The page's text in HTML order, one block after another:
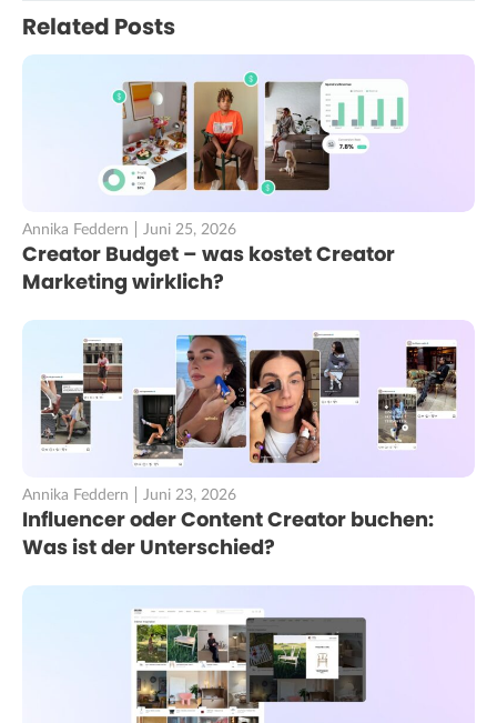
Related Posts
Annika Feddern Juni 25, 2026
Creator Budget – was kostet Creator
Marketing wirklich?
Annika Feddern Juni 23, 2026
Influencer oder Content Creator buchen:
Was ist der Unterschied?